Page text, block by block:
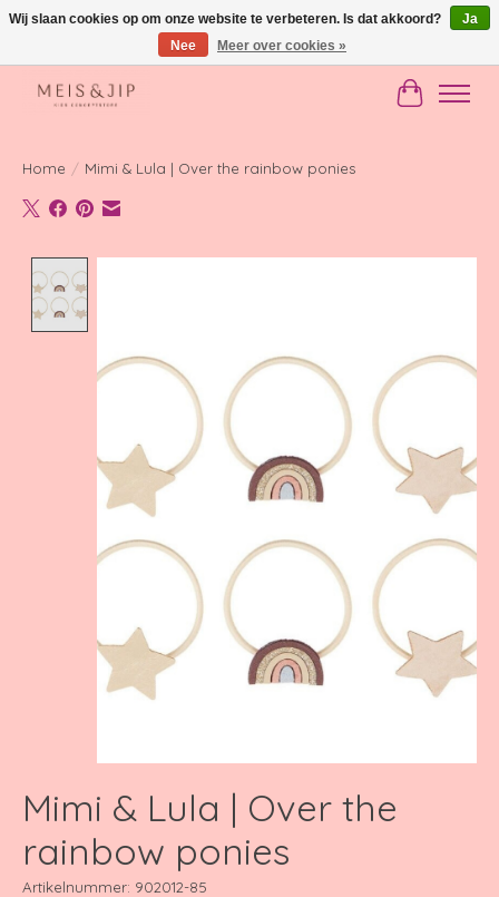
Gratis verzending in NL vanaf €150
Home / Mimi & Lula | Over the rainbow ponies
Mimi & Lula | Over the
rainbow ponies
Artikelnummer: 902012-85
Wij slaan cookies op om onze website te verbeteren. Is dat akkoord?
Ja
Nee
Meer over cookies »